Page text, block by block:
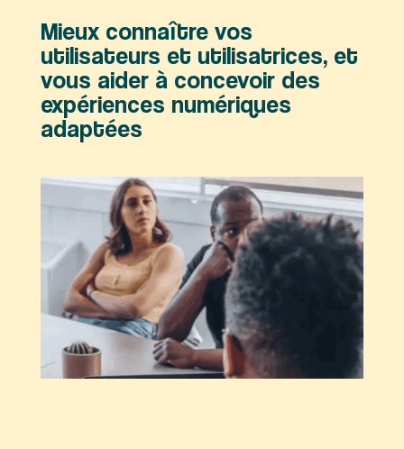
Mieux connaître vos
utilisateurs et utilisatrices, et
vous aider à concevoir des
expériences numériques
adaptées